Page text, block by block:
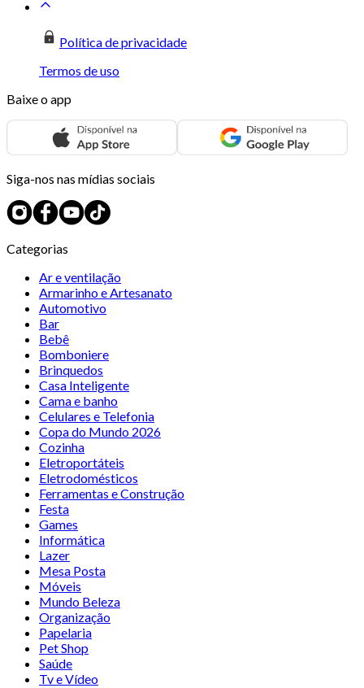
Política de privacidade
Termos de uso
Baixe o app
Siga-nos nas mídias sociais
Categorias
Ar e ventilação
Armarinho e Artesanato
Automotivo
Bar
Bebê
Bomboniere
Brinquedos
Casa Inteligente
Cama e banho
Celulares e Telefonia
Copa do Mundo 2026
Cozinha
Eletroportáteis
Eletrodomésticos
Ferramentas e Construção
Festa
Games
Informática
Lazer
Mesa Posta
Móveis
Mundo Beleza
Organização
Papelaria
Pet Shop
Saúde
Tv e Vídeo